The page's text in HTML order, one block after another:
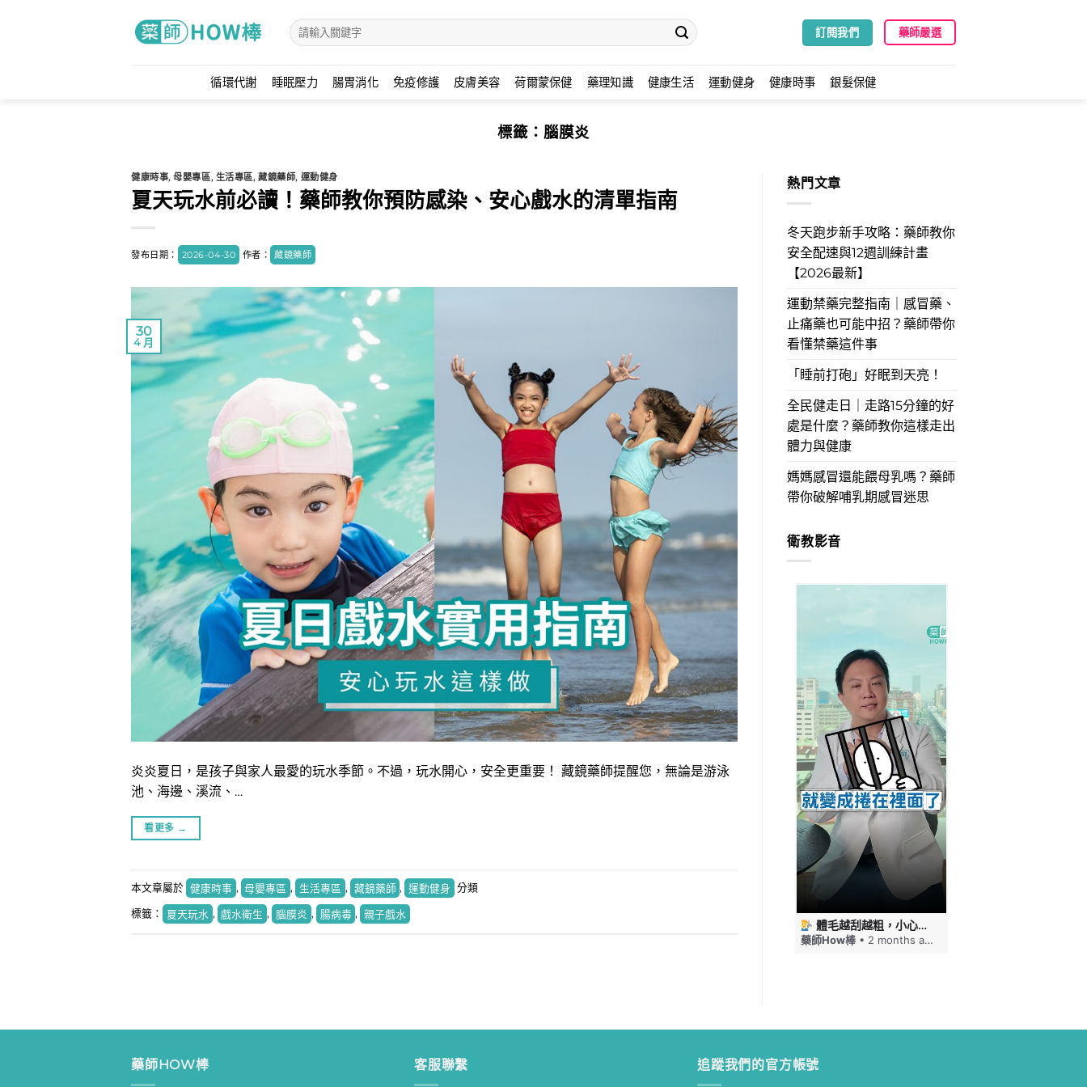
訂閱我們 藥師嚴選
循環代謝 睡眠壓力 腸胃消化 免疫修護 皮膚美容 荷爾蒙保健 藥理知識 健康生活 運動健身 健康時事 銀髮保健
標籤： 腦膜炎
健康時事,母嬰專區, 生活專區,藏鏡藥師, 運動健身
夏天玩水前必讀！藥師教你預防感染、安心戲水的清單指南
發布日期： 2026-04-30 作者： 藏鏡藥師
30
4 月
炎炎夏日，是孩子與家人最愛的玩水季節。不過，玩水開心，安全更重要！ 藏鏡藥師提醒您，無論是游泳
池、海邊、溪流、…
看更多 →
本文章屬於 健康時事 , 母嬰專區 , 生活專區 , 藏鏡藥師 , 運動健身 分類
標籤： 夏天玩水 , 戲水衛生 , 腦膜炎 , 腸病毒 , 親子戲水
熱門文章
冬天跑步新手攻略：藥師教你
安全配速與12週訓練計畫
【2026最新】
運動禁藥完整指南｜感冒藥、
止痛藥也可能中招？藥師帶你
看懂禁藥這件事
「睡前打砲」好眠到天亮！
全民健走日｜走路15分鐘的好
處是什麼？藥師教你這樣走出
體力與健康
媽媽感冒還能餵母乳嗎？藥師
帶你破解哺乳期感冒迷思
衛教影音
體毛越刮越粗，小心毛髮倒插！刮毛這幾件事要注意 #藥師HOW棒
藥師How棒 • 2 months ago
藥師HOW棒 客服聯繫 追蹤我們的官方帳號